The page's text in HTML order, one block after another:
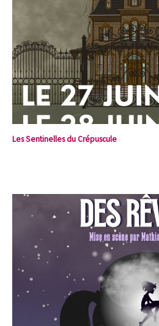
Les Sentinelles du Crépuscule